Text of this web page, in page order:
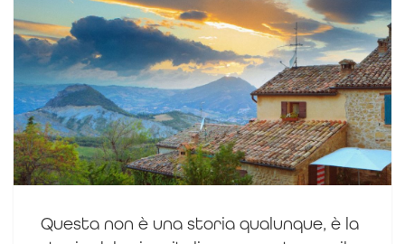
Questa non è una storia qualunque, è la